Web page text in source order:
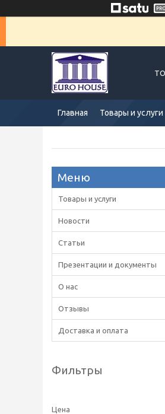
Главная Товары и услуги
Товары и услуги
Новости
Статьи
Презентации и документы
О нас
Отзывы
Доставка и оплата
Фильтры
Цена